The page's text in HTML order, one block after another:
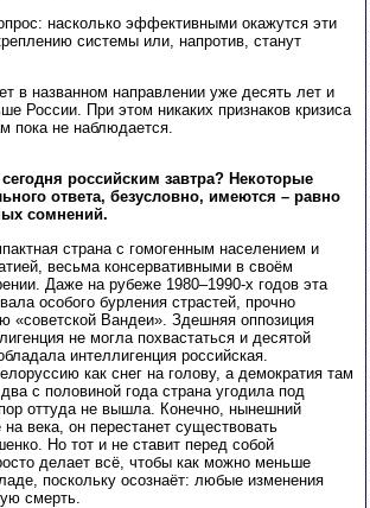
насколько эффективными окажутся эти
системы или, напротив, станут
в названном направлении уже десять лет и
России. При этом никаких признаков кризиса
пока не наблюдается.
российским завтра? Некоторые
ответа, безусловно, имеются – равно
сомнений.
страна с гомогенным населением и
весьма консервативными в своём
Даже на рубеже 1980–1990-х годов эта
особого бурления страстей, прочно
«советской Вандеи». Здешняя оппозиция
не могла похвастаться и десятой
интеллигенция российская.
как снег на голову, а демократия там
с половиной года страна угодила под
оттуда не вышла. Конечно, нынешний
века, он перестанет существовать
Но тот и не ставит перед собой
делает всё, чтобы как можно меньше
поскольку осознаёт: любые изменения
смерть.